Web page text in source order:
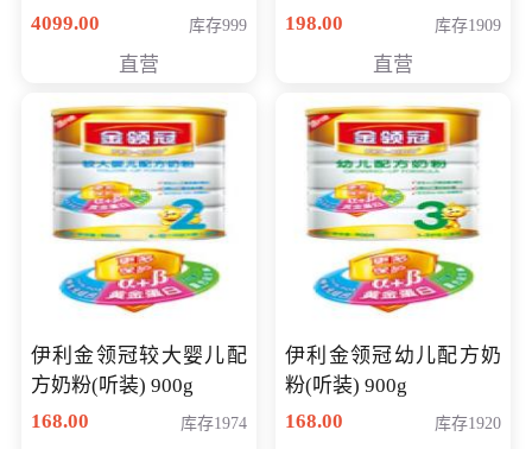
顽石（7代i7-7500U 4G
4099.00 库存999
直营
198.00
库存1909
直营
伊利金领冠较大婴儿配
方奶粉(听装) 900g
168.00
库存1974
伊利金领冠幼儿配方奶
粉(听装) 900g
168.00
库存1920